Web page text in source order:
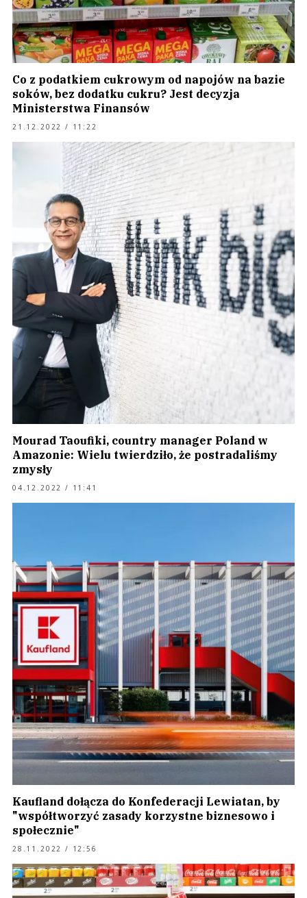
Co z podatkiem cukrowym od napojów na bazie
soków, bez dodatku cukru? Jest decyzja
Ministerstwa Finansów
21.12.2022 / 11:22
Mourad Taoufiki, country manager Poland w
Amazonie: Wielu twierdziło, że postradaliśmy
zmysły
04.12.2022 / 11:41
Kaufland dołącza do Konfederacji Lewiatan, by
"współtworzyć zasady korzystne biznesowo i
społecznie"
28.11.2022 / 12:56